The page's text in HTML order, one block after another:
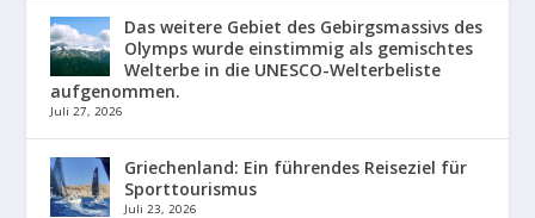
Das weitere Gebiet des Gebirgsmassivs des
Olymps wurde einstimmig als gemischtes
Welterbe in die UNESCO-Welterbeliste
aufgenommen.
Juli 27, 2026
Griechenland: Ein führendes Reiseziel für
Sporttourismus
Juli 23, 2026